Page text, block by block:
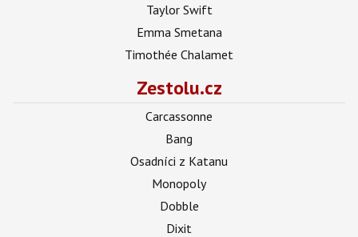
Taylor Swift
Emma Smetana
Timothée Chalamet
Zestolu.cz
Carcassonne
Bang
Osadníci z Katanu
Monopoly
Dobble
Dixit